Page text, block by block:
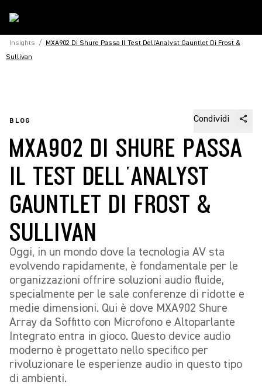
Insights / MXA902 Di Shure Passa Il Test Dell'Analyst Gauntlet Di Frost &
Sullivan
BLOG Condividi
MXA902 DI SHURE PASSA
IL TEST DELL'ANALYST
GAUNTLET DI FROST &
SULLIVAN
Oggi, in un mondo dove la tecnologia AV sta
evolvendo rapidamente, è fondamentale per le
organizzazioni offrire soluzioni audio fluide,
specialmente per le sale conferenze di ridotte e
medie dimensioni. Qui è dove MXA902 Shure
Array da Soffitto con Microfono e Altoparlante
Integrato entra in gioco. Questo device audio
moderno è progettato nello specifico per
rivoluzionare le esperienze audio in questo tipo
di ambienti.